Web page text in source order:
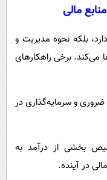
مالی
بلکه نحوه مدیریت و
می‌کند. برخی راهکارهای
و سرمایه‌گذاری در
بخشی از درآمد به
در آینده.